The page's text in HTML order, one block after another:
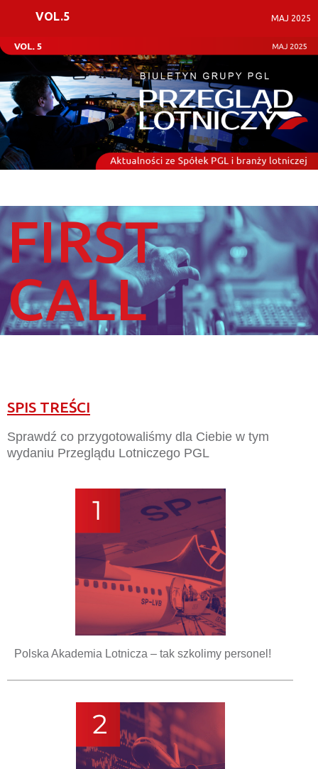
VOL.5 MAJ 2025
FIRST
CALL
SPIS TREŚCI
Sprawdź co przygotowaliśmy dla Ciebie w tym
wydaniu Przeglądu Lotniczego PGL
Polska Akademia Lotnicza – tak szkolimy personel!